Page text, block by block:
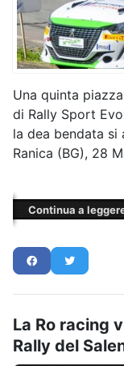
Una quinta
di Rally Sport
la dea bendata si
Ranica (BG), 28
Continua a
La Ro racing
Rally del